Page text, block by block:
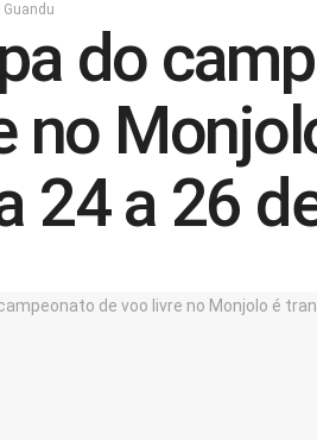
Guandu
do
no
24 a 26